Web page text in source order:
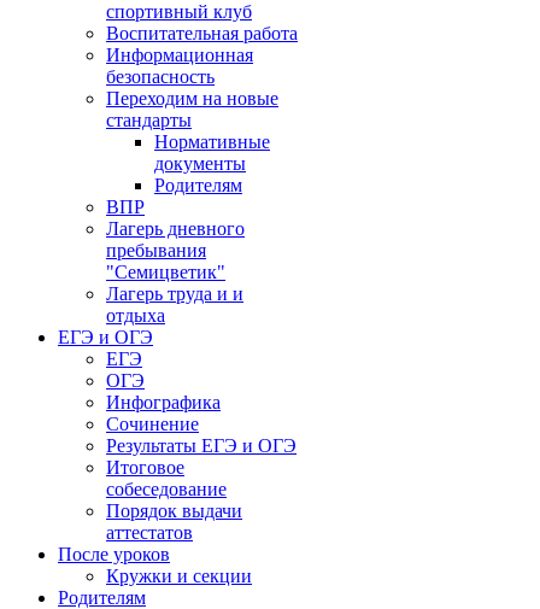
спортивный клуб
Воспитательная работа
Информационная
безопасность
Переходим на новые
стандарты
Нормативные
документы
Родителям
ВПР
Лагерь дневного
пребывания
"Семицветик"
Лагерь труда и и
отдыха
ЕГЭ и ОГЭ
ЕГЭ
ОГЭ
Инфографика
Сочинение
Результаты ЕГЭ и ОГЭ
Итоговое
собеседование
Порядок выдачи
аттестатов
После уроков
Кружки и секции
Родителям